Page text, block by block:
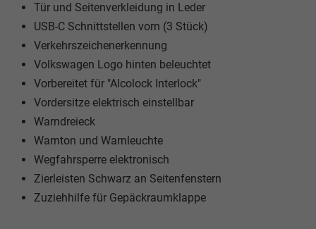
Tür und Seitenverkleidung in Leder
USB-C Schnittstellen vorn (3 Stück)
Verkehrszeichenerkennung
Volkswagen Logo hinten beleuchtet
Vorbereitet für "Alcolock Interlock"
Vordersitze elektrisch einstellbar
Warndreieck
Warnton und Warnleuchte
Wegfahrsperre elektronisch
Zierleisten Schwarz an Seitenfenstern
Zuziehhilfe für Gepäckraumklappe